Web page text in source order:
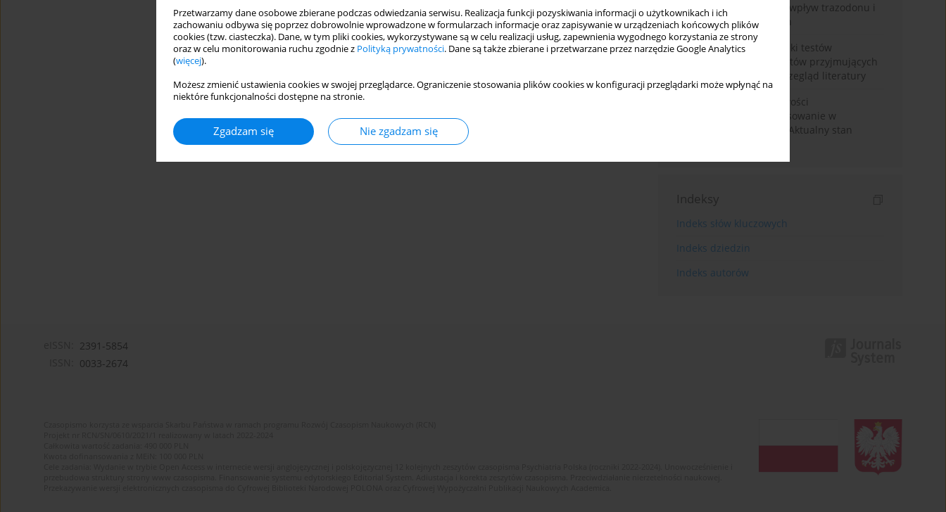
Przetwarzamy dane osobowe zbierane podczas odwiedzania serwisu. Realizacja funkcji pozyskiwania informacji o użytkownikach i ich
zachowaniu odbywa się poprzez dobrowolnie wprowadzone w formularzach informacje oraz zapisywanie w urządzeniach końcowych plików
cookies (tzw. ciasteczka). Dane, w tym pliki cookies, wykorzystywane są w celu realizacji usług, zapewnienia wygodnego korzystania ze strony
oraz w celu monitorowania ruchu zgodnie z Polityką prywatności. Dane są także zbierane i przetwarzane przez narzędzie Google Analytics
(więcej).
Możesz zmienić ustawienia cookies w swojej przeglądarce. Ograniczenie stosowania plików cookies w konfiguracji przeglądarki może wpłynąć na
niektóre funkcjonalności dostępne na stronie.
Zgadzam się Nie zgadzam się
Leczenie bezsenności – wpływ trazodonu i
leków nasennych na sen
Fałszywie dodatnie wyniki testów
narkotykowych u pacjentów przyjmujących
leki psychotropowe – przegląd literatury
Wortioksetyna – właściwości
farmakologiczne i zastosowanie w
zaburzeniach nastroju. Aktualny stan
Indeksy
Indeks słów kluczowych
Indeks dziedzin
Indeks autorów
2391-5854
0033-2674